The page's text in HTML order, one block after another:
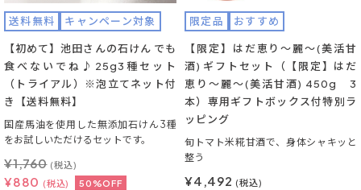
送料無料 キャンペーン対象
【初めて】池田さんの石けん でも
食べないでね♪25g3種セット
（トライアル）※泡立てネット付
き【送料無料】
国産馬油を使用した無添加石けん3種
をお試しいただけるセットです。
¥880 (税込) 50%OFF
¥1,760 (税込)
限定品 おすすめ
【限定】はだ恵り～麗～(美活甘
酒) ギフトセット（【限定】はだ
恵り～麗～(美活甘酒) 450g 3
本）専用ギフトボックス付特別ラ
ッピング
旬トマト米糀甘酒で、身体シャキッと
整う
¥4,492 (税込)